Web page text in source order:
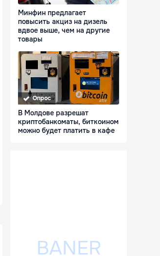
Минфин предлагает
повысить акциз на дизель
вдвое выше, чем на другие
товары
Опрос
В Молдове разрешат
криптобанкоматы, биткоином
можно будет платить в кафе